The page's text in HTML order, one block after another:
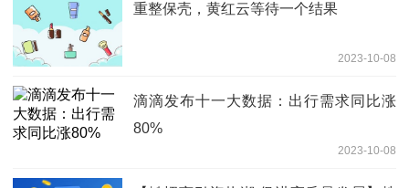
重整保壳，黄红云等待一个结果
2023-10-08
滴滴发布十一大数据：出行需求同比涨
80%
2023-10-08